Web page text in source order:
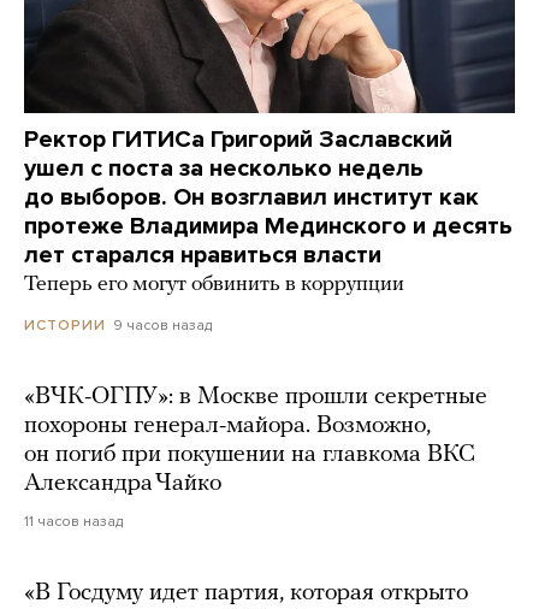
Ректор ГИТИСа Григорий Заславский
ушел с поста за несколько недель
до выборов. Он возглавил институт как
протеже Владимира Мединского и десять
лет старался нравиться власти
Теперь его могут обвинить в коррупции
ИСТОРИИ 9 часов назад
«ВЧК-ОГПУ»: в Москве прошли секретные
похороны генерал-майора. Возможно,
он погиб при покушении на главкома ВКС
Александра Чайко
11 часов назад
«В Госдуму идет партия, которая открыто